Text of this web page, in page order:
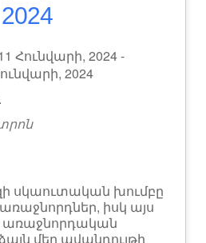
Հունվարի, 2024 -
2024
սկաուտական խումբը
իսկ այս
մեր ավանդույթի